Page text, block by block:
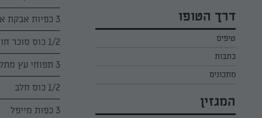
סלטים לפסח
עוגיות לפסח
קארין בנולול
מירי כהן
רובי מיכאל
דרך הטופו
טיפים
כתבות
מתכונים
המגזין
3 כפיות אבקת אפייה
1/2 כוס סוכר חום
3 תפוחי עץ מתקתקים מגורדים מעל פומפייה דקה
1/2 כוס חלב
3 כפות מייפל